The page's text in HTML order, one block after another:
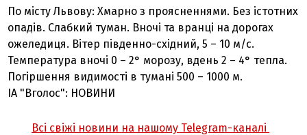
По місту Львову: Хмарно з проясненнями. Без істотних
опадів. Слабкий туман. Вночі та вранці на дорогах
ожеледиця. Вітер південно-східний, 5 – 10 м/с.
Температура вночі 0 – 2° морозу, вдень 2 – 4° тепла.
Погіршення видимості в тумані 500 – 1000 м.
ІА "Вголос": НОВИНИ
Всі свіжі новини на нашому Telegram-каналі